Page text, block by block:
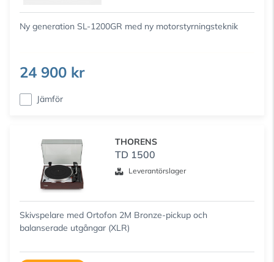
Ny generation SL-1200GR med ny motorstyrningsteknik
24 900 kr
Jämför
THORENS
TD 1500
Leverantörslager
Skivspelare med Ortofon 2M Bronze-pickup och
balanserade utgångar (XLR)